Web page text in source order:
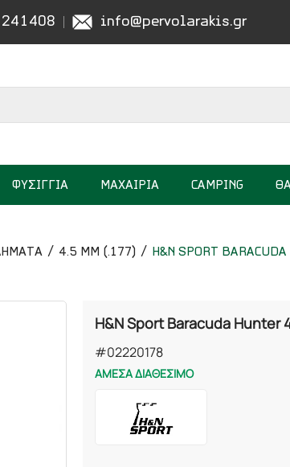
info@pervolarakis.gr
ΦΥΣΙΓΓΙΑ ΜΑΧΑΙΡΙΑ CAMPING
4.5 MM (.177) H&N SPORT
H&N Sport Baracuda Hunter
#02220178
ΑΜΕΣΑ ΔΙΑΘΕΣΙΜΟ